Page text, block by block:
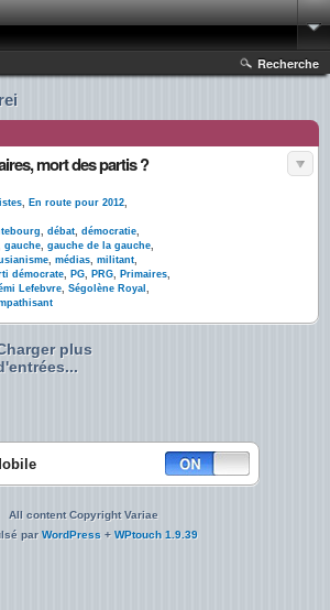
Recherche
mort des partis ?
, En route pour 2012,
, débat, démocratie,
gauche, gauche de la gauche,
, médias, militant,
démocrate, PG, PRG, Primaires,
Lefebvre, Ségolène Royal ,
plus
All content Copyright Variae
parWordPress + WPtouch 1.9.39